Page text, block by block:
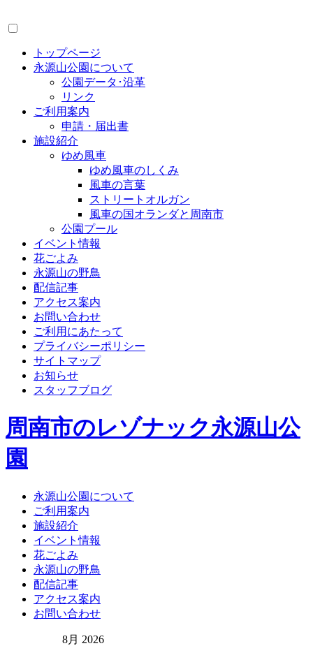
トップページ
永源山公園について
公園データ･沿革
リンク
ご利用案内
申請・届出書
施設紹介
ゆめ風車
ゆめ風車のしくみ
風車の言葉
ストリートオルガン
風車の国オランダと周南市
公園プール
イベント情報
花ごよみ
永源山の野鳥
配信記事
アクセス案内
お問い合わせ
ご利用にあたって
プライバシーポリシー
サイトマップ
お知らせ
スタッフブログ
周南市のレゾナック永源山公
園
永源山公園について
ご利用案内
施設紹介
イベント情報
花ごよみ
永源山の野鳥
配信記事
アクセス案内
お問い合わせ
8月 2026